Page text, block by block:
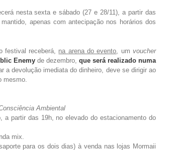
nesta sexta e sábado (27 e 28/11), a partir das
apenas com antecipação nos horários dos
festival receberá, na arena do evento , um voucher
Enemy de dezembro, que será realizado numa
a devolução imediata do dinheiro, deve se dirigir ao
mesmo.
Ambiental
partir das 19h, no elevado do estacionamento do
mix.
para os dois dias) à venda nas lojas Mormaii